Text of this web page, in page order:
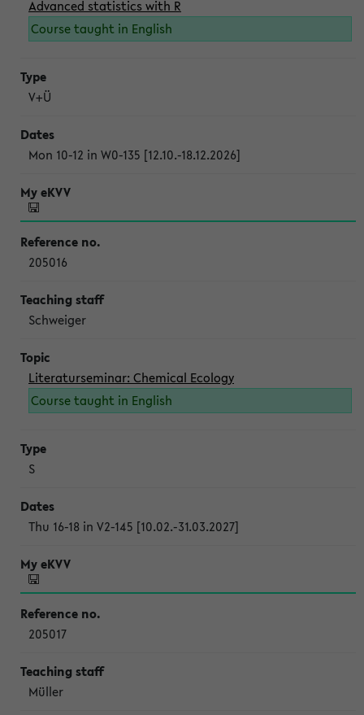
Advanced statistics with R
Course taught in English
V+Ü
Mon 10-12 in W0-135 [12.10.-18.12.2026]
205016
Schweiger
Literaturseminar: Chemical Ecology
Course taught in English
S
Thu 16-18 in V2-145 [10.02.-31.03.2027]
205017
Müller